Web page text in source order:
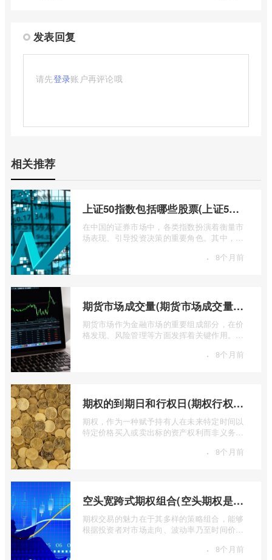
发表回复
请先登录账户再评论哦
相关推荐
上证50指数包括哪些股票(上证50指数包含哪些股票)
在中国的证券市场中，各类指数扮演着衡量市
场表现、引导投资决策的重要角色。其中，上
· 8个月前
期货市场成交量(期货市场成交量萎缩)
期货市场作为金融市场的重要组成部分，在价
格发现、风险管理等方面发挥着关键作用。近
· 8个月前
期权的到期日和行权日(期权行权日到期虚值期权都将清零)
期权，作为一种赋予持有人在未来特定时间以
特定价格买入或卖出标的资产权利而非义务的
· 8个月前
空头宽跨式期权组合(空头期权是什么意思)
期权交易的魅力在于其多样的策略组合，能够
根据投资者对市场走向、波动率乃至时间价值
· 8个月前